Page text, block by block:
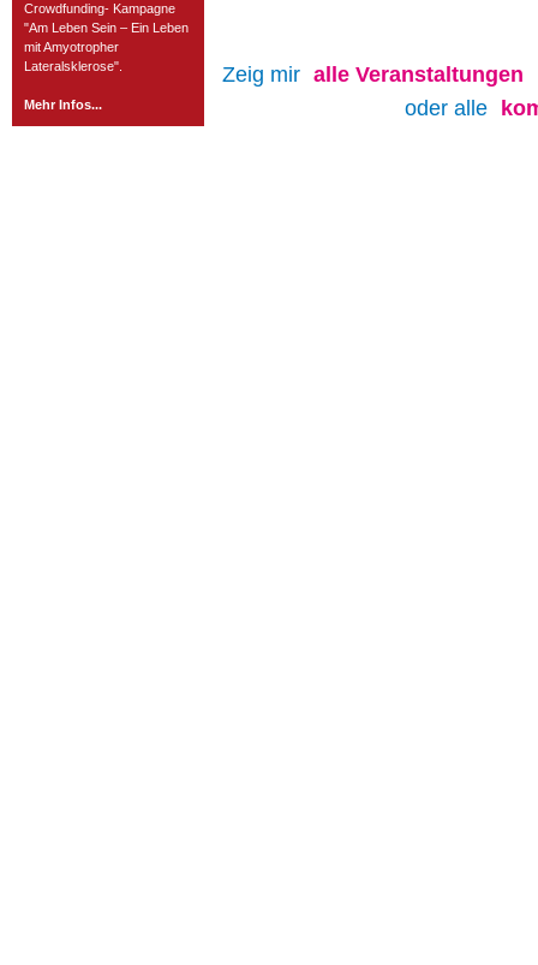
Crowdfunding- Kampagne
"Am Leben Sein – Ein Leben
mit Amyotropher
Lateralsklerose".
Mehr Infos...
Zeig mir alle Veranstaltungen
oder alle